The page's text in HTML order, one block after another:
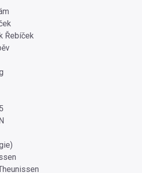
Řebíček